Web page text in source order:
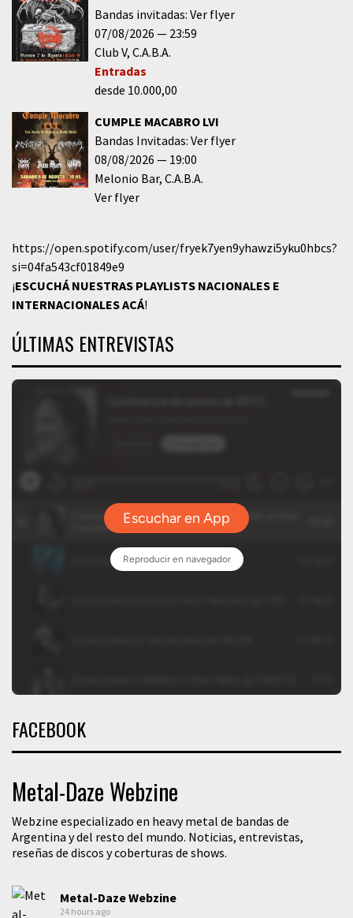
Bandas invitadas: Ver flyer
07/08/2026
23:59
Club V C.A.B.A.
Entradas
desde 10.000,00
CUMPLE MACABRO LVI
Bandas Invitadas: Ver flyer
08/08/2026
19:00
Melonio Bar C.A.B.A.
Ver flyer
https://open.spotify.com/user/fryek7yen9yhawzi5yku0hbcs?
si=04fa543cf01849e9
¡ESCUCHÁ NUESTRAS PLAYLISTS NACIONALES E
INTERNACIONALESACÁ!
ÚLTIMAS ENTREVISTAS
FACEBOOK
Metal-Daze Webzine
Webzine especializado en heavy metal de bandas de
Argentina y del resto del mundo. Noticias, entrevistas,
reseñas de discos y coberturas de shows.
Metal-Daze Webzine
24 hours ago